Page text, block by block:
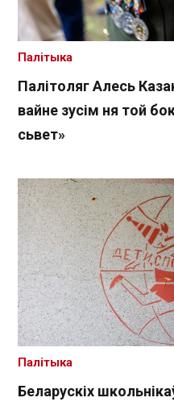
Палітоляг Алесь
вайне зусім ня той
сьвет»
Палітыка
Беларускіх
Палітыка